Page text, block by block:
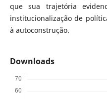
que sua trajetória
institucionalização de
à autoconstrução.
Downloads